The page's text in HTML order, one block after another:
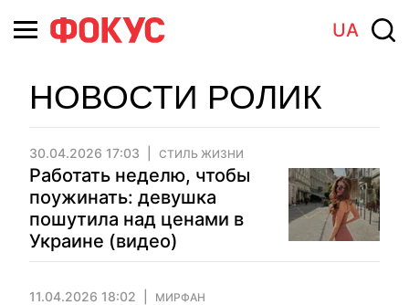
UA
НОВОСТИ РОЛИК
30.04.2026 17:03 СТИЛЬ ЖИЗНИ
Работать неделю, чтобы
поужинать: девушка
пошутила над ценами в
Украине (видео)
11.04.2026 18:02 МИРФАН